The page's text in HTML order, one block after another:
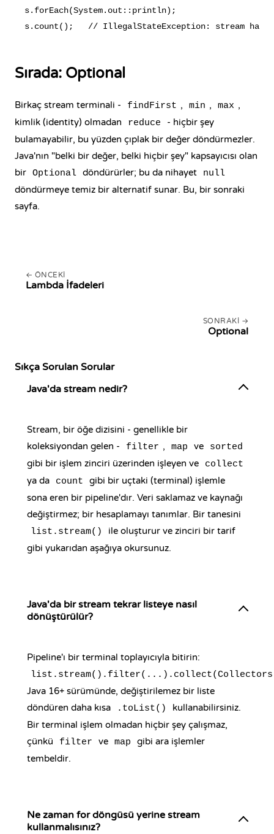
s.forEach(System.out::println);
Sırada: Optional
Birkaç stream terminali - findFirst , min , max ,
kimlik (identity) olmadan
reduce
- hiçbir şey
bulamayabilir, bu yüzden çıplak bir değer döndürmezler.
Java'nın "belki bir değer, belki hiçbir şey" kapsayıcısı olan
bir Optional döndürürler; bu da nihayet null
döndürmeye temiz bir alternatif sunar. Bu, bir sonraki
sayfa.
ÖNCEKI
Lambda İfadeleri
SONRAKI
Optional
Sıkça Sorulan Sorular
Java'da stream nedir?
Stream, bir öğe dizisini - genellikle bir
koleksiyondan gelen -
filter , map ve sorted
gibi bir işlem zinciri üzerinden işleyen ve collect
ya da count
gibi bir uçtaki (terminal) işlemle
sona eren bir pipeline'dır. Veri saklamaz ve kaynağı
değiştirmez; bir hesaplamayı tanımlar. Bir tanesini
list.stream()
ile oluşturur ve zinciri bir tarif
gibi yukarıdan aşağıya okursunuz.
Java'da bir stream tekrar listeye nasıl
dönüştürülür?
Pipeline'ı bir terminal toplayıcıyla bitirin:
Java 16+ sürümünde, değiştirilemez bir liste
döndüren daha kısa
.toList()
kullanabilirsiniz.
Bir terminal işlem olmadan hiçbir şey çalışmaz,
çünkü
filter ve map
gibi ara işlemler
tembeldir.
Ne zaman for döngüsü yerine stream
kullanmalısınız?